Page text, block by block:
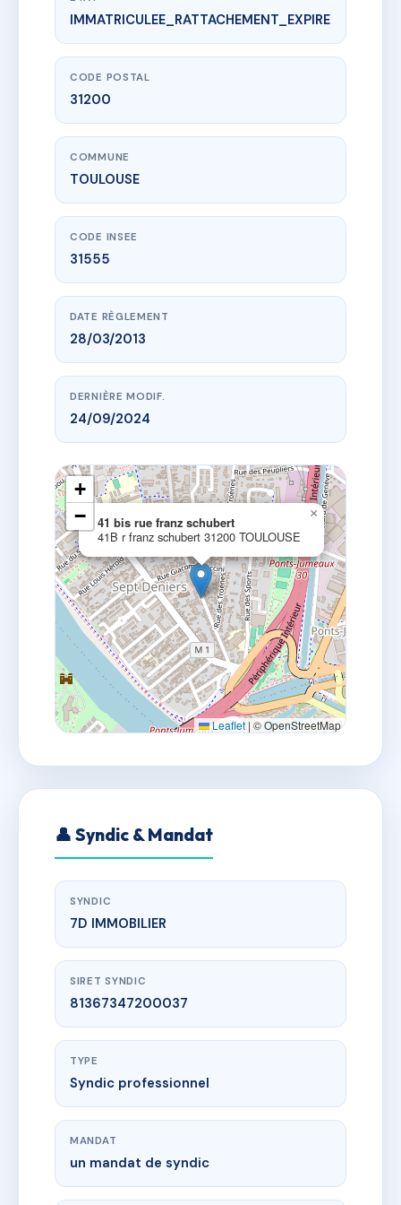
www.vme.plus/AD5507801
41 bis rue franz schubert
41B r franz schubert
IMMATRICULEE_RATTACHEMENT_EXPIRE
CODE POSTAL
31200
COMMUNE
TOULOUSE
CODE INSEE
31555
DATE RÈGLEMENT
28/03/2013
DERNIÈRE MODIF.
24/09/2024
41 bis rue franz schubert
41B r franz schubert 31200 TOULOUSE
×
+
−
Leaflet | © OpenStreetMap
👤 Syndic & Mandat
SYNDIC
7D IMMOBILIER
SIRET SYNDIC
81367347200037
TYPE
Syndic professionnel
MANDAT
un mandat de syndic